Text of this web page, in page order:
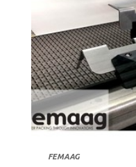
FEMAAG